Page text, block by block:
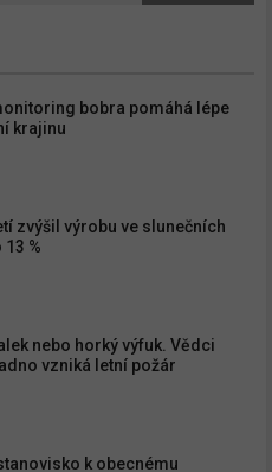
bobra pomáhá lépe
krajinu
zvýšil výrobu ve slunečních
%
nebo horký výfuk. Vědci
vzniká letní požár
k obecnému